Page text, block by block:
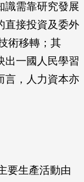
識需靠研究發展
直接投資及委外
術移轉；其
出一國人民學習
言，人力資本亦
要生產活動由